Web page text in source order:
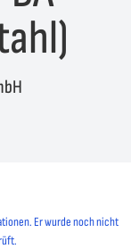
Er wurde noch nicht